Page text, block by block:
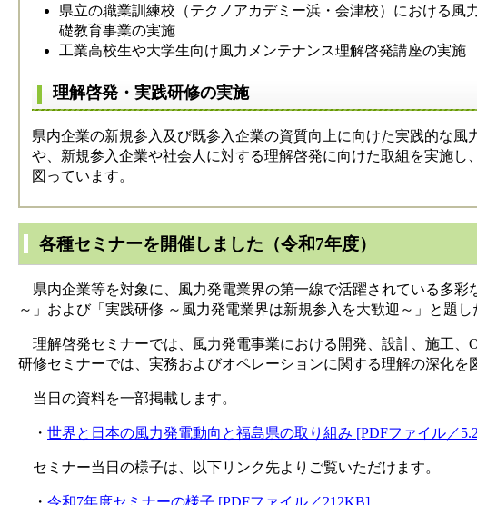
県立の職業訓練校（テクノアカデミー浜・会津校）における風
礎教育事業の実施
工業高校生や大学生向け風力メンテナンス理解啓発講座の実施
理解啓発・実践研修の実施
県内企業の新規参入及び既参入企業の資質向上に向けた実践的な風
や、新規参入企業や社会人に対する理解啓発に向けた取組を実施し
図っています。
各種セミナーを開催しました（令和7年度）
県内企業等を対象に、風力発電業界の第一線で活躍されている多
～」および「実践研修 ～風力発電業界は新規参入を大歓迎～」と題し
理解啓発セミナーでは、風力発電事業における開発、設計、施工
研修セミナーでは、実務およびオペレーションに関する理解の深化を
当日の資料を一部掲載します。
・ 世界と日本の風力発電動向と福島県の取り組み [PDFファイル／
セミナー当日の様子は、以下リンク先よりご覧いただけます。